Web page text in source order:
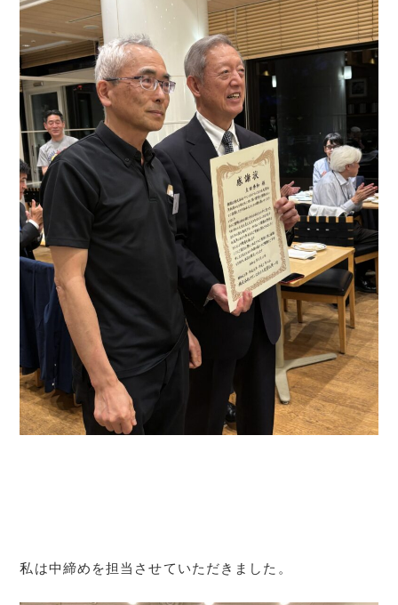
私は中締めを担当させていただきました。